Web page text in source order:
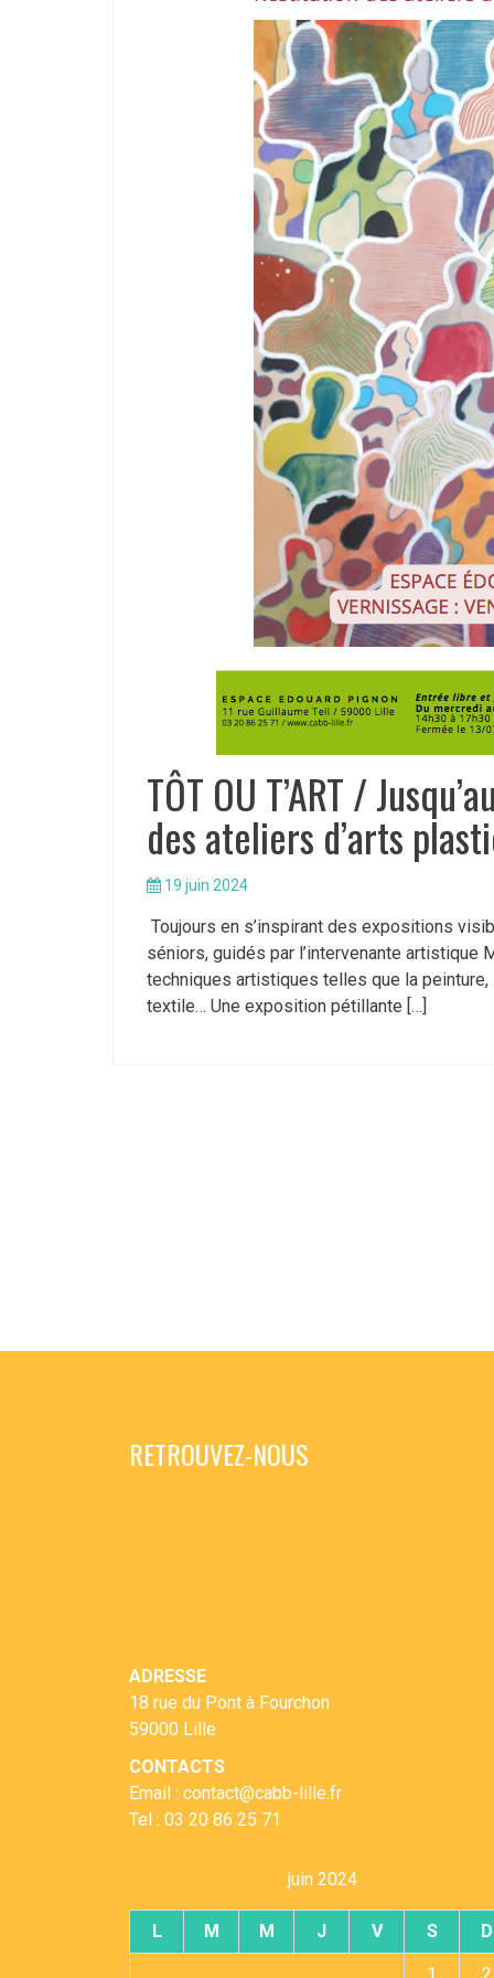
TÔT OU T’ART /
des ateliers d’arts
19 juin 2024
Toujours en s’inspirant des expositions
séniors, guidés par l’intervenante artistique
techniques artistiques telles que la peinture,
textile… Une exposition pétillante […]
RETROUVEZ-NOUS
ADRESSE
18 rue du Pont à Fourchon
59000 Lille
CONTACTS
Email : contact@cabb-lille.fr
Tel : 03 20 86 25 71
juin 2024
L M M J V S D